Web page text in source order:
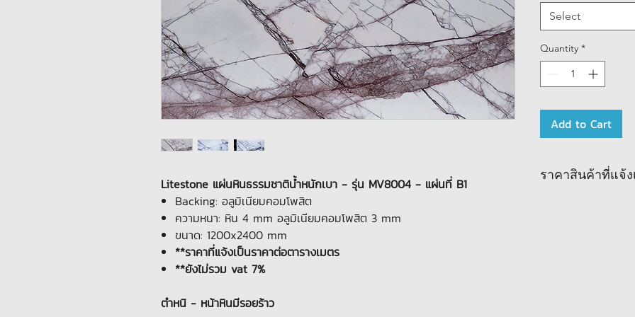
Litestone แผ่นหินธรรมชาติน้ำหนักเบา - รุ่น MV8004 - แผ่นที่ B1
Backing: อลูมิเนียมคอมโพสิต
ความหนา: หิน 4 mm อลูมิเนียมคอมโพสิต 3 mm
ขนาด: 1200x2400 mm
**ราคาที่แจ้งเป็นราคาต่อตารางเมตร
**ยังไม่รวม vat 7%
ตำหนิ - หน้าหินมีรอยร้าว
Select
Quantity *
Add to Cart
ราคาสินค้าที่แจ้ง